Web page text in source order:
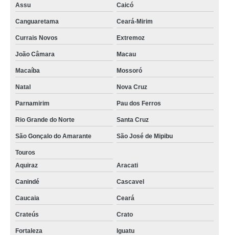
Assu Caicó
Canguaretama Ceará-Mirim
Currais Novos Extremoz
João Câmara Macau
Macaíba Mossoró
Natal Nova Cruz
Parnamirim Pau dos Ferros
Rio Grande do Norte Santa Cruz
São Gonçalo do Amarante São José de Mipibu
Touros
Aquiraz
Aracati
Canindé Cascavel
Caucaia Ceará
Crateús Crato
Fortaleza Iguatu